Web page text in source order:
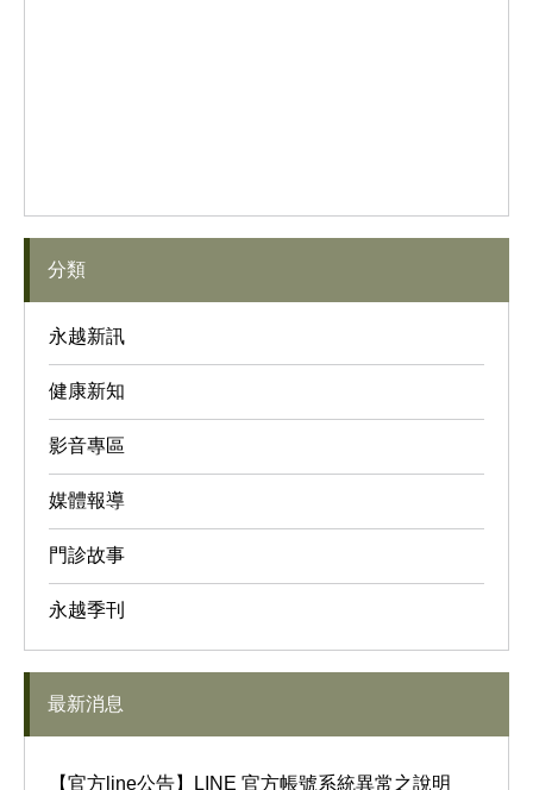
分類
永越新訊
健康新知
影音專區
媒體報導
門診故事
永越季刊
最新消息
【官方line公告】LINE 官方帳號系統異常之說明